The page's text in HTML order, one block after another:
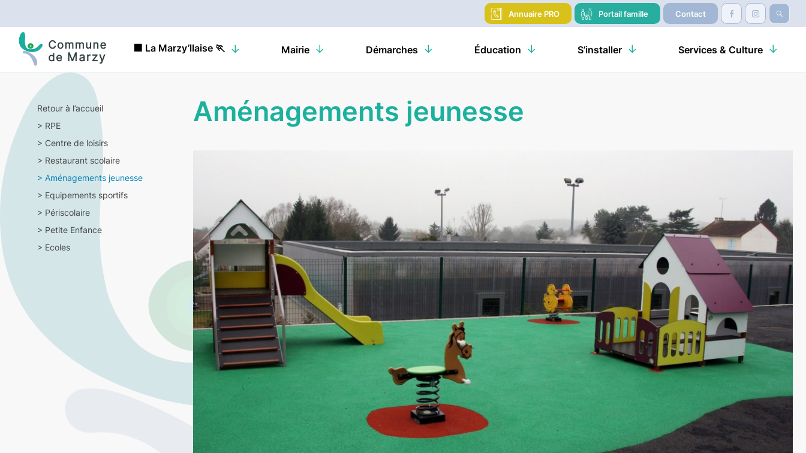
Annuaire PRO Portail famille Contact
🟧 La Marzy’llaise 🏃 Mairie Démarches Éducation S’installer Services & Culture
Retour à l’accueil
> RPE
> Centre de loisirs
> Restaurant scolaire
> Aménagements jeunesse
> Equipements sportifs
> Périscolaire
> Petite Enfance
> Ecoles
Aménagements jeunesse